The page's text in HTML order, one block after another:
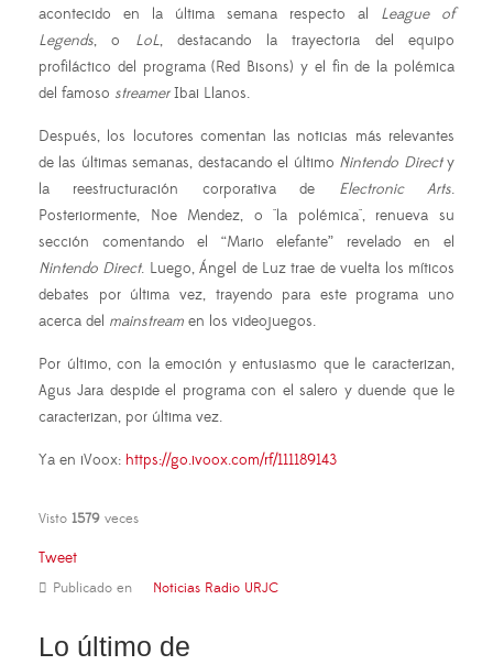
acontecido en la última semana respecto al League of
Legends, o LoL, destacando la trayectoria del equipo
profiláctico del programa (Red Bisons) y el fin de la polémica
del famoso streamerIbai Llanos.
Después, los locutores comentan las noticias más relevantes
de las últimas semanas, destacando el último Nintendo Directy
la reestructuración corporativa de Electronic Arts.
Posteriormente, Noe Mendez, o "la polémica", renueva su
sección comentando el “Mario elefante” revelado en el
Nintendo Direct. Luego, Ángel de Luz trae de vuelta los míticos
debates por última vez, trayendo para este programa uno
acerca del mainstream en los videojuegos.
Por último, con la emoción y entusiasmo que le caracterizan,
Agus Jara despide el programa con el salero y duende que le
caracterizan, por última vez.
Ya en iVoox: https://go.ivoox.com/rf/111189143
Visto 1579 veces
Tweet
Publicado en Noticias Radio URJC
Lo último de